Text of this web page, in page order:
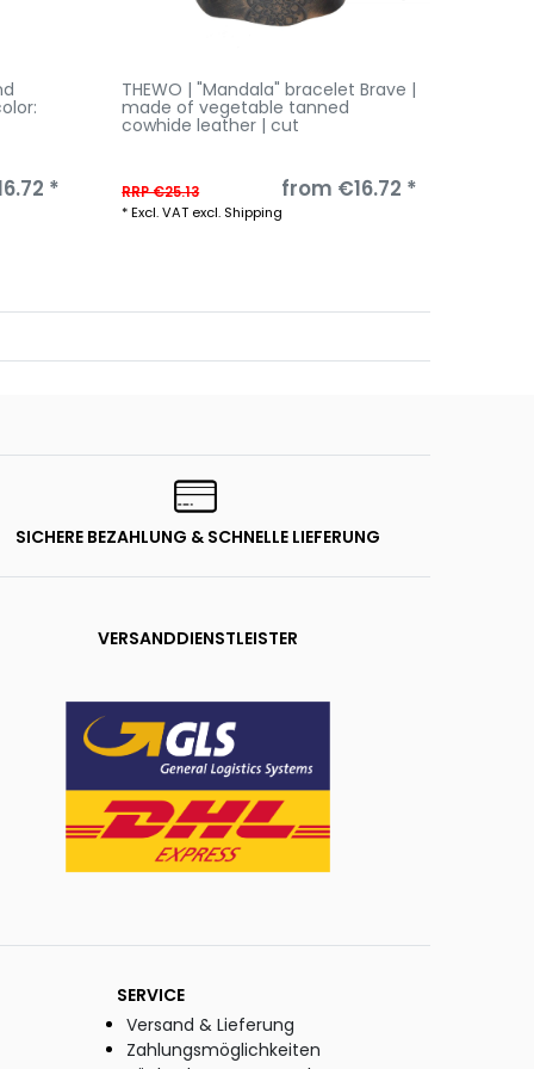
*
THEWO | "Mandala" bracelet Brave |
made of vegetable tanned
cowhide leather | cut
RRP €25.13 from €16.72 *
*Excl. VAT excl. Shipping
SICHERE BEZAHLUNG & SCHNELLE LIEFERUNG
VERSANDDIENSTLEISTER
SERVICE
Versand & Lieferung
Zahlungsmöglichkeiten